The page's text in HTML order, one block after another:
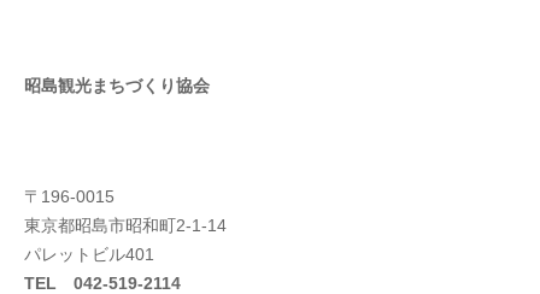
昭島観光まちづくり協会
〒196-0015
東京都昭島市昭和町2-1-14
パレットビル401
TEL 042-519-2114